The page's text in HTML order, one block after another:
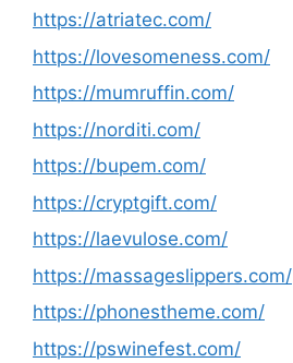
https://atriatec.com/
https://lovesomeness.com/
https://mumruffin.com/
https://norditi.com/
https://bupem.com/
https://cryptgift.com/
https://laevulose.com/
https://massageslippers.com/
https://phonestheme.com/
https://pswinefest.com/